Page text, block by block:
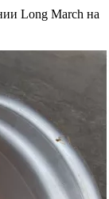
Long March на